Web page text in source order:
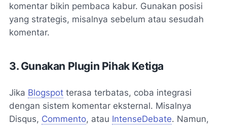
komentar bikin pembaca kabur. Gunakan posisi
yang strategis, misalnya sebelum atau sesudah
komentar.
3. Gunakan Plugin Pihak Ketiga
Jika Blogspot terasa terbatas, coba integrasi
dengan sistem komentar eksternal. Misalnya
Disqus, Commento, atau IntenseDebate. Namun,